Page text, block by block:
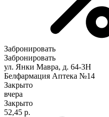
Забронировать
Забронировать
ул. Янки Мавра, д. 64-3Н
Белфармация Аптека №14
Закрыто
вчера
Закрыто
52,45 р.